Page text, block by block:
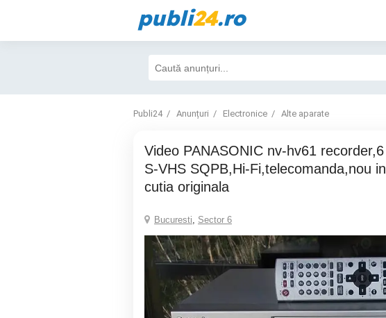
publi24.ro
Publi24 Anunțuri Electronice Alte aparate
Video PANASONIC nv-hv61 recorder,6 head
S-VHS SQPB,Hi-Fi,telecomanda,nou in
cutia originala
Bucuresti, Sector 6